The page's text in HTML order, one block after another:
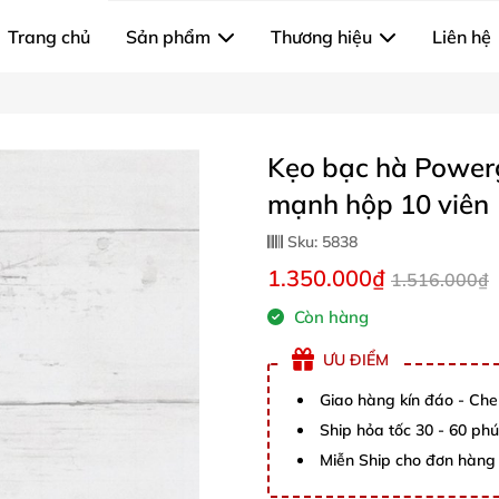
Trang chủ Sản phẩm Thương hiệu Liên hệ
Kẹo bạc hà
mạnh hộp 10 viên
Sku: 5838
1.350.000₫ 1.516.000₫
Còn hàng
ƯU ĐIỂM
Giao hàng kín đáo -
Ship hỏa tốc 30 - 60
Miễn Ship cho đơn